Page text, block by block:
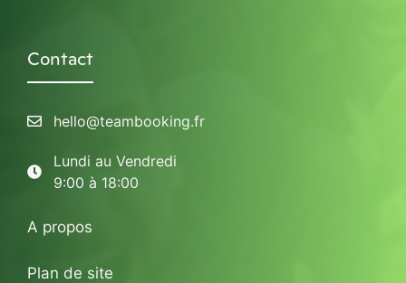
Contact
hello@teambooking.fr
Lundi au Vendredi
9:00 à 18:00
A propos
Plan de site